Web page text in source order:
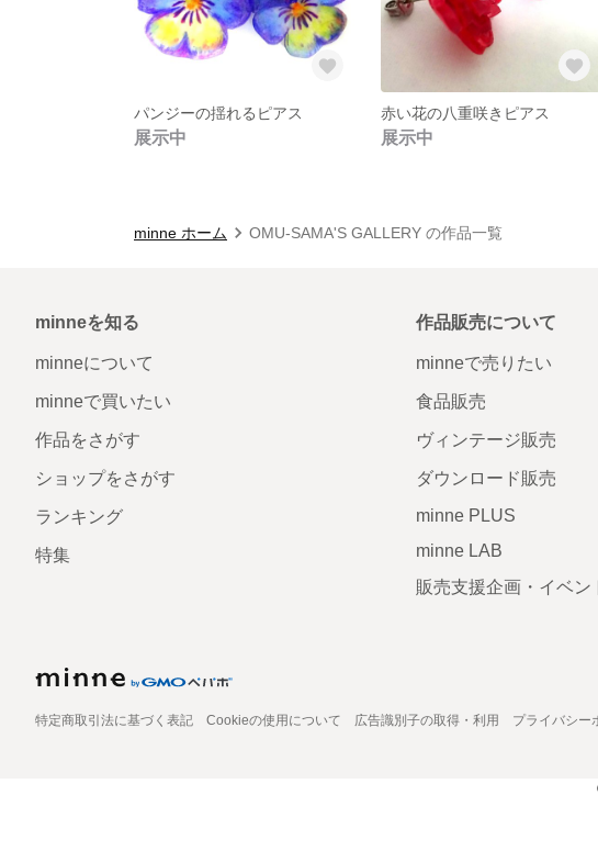
パンジーの揺れるピアス
展示中
赤い花の八重咲きピアス
展示中
minne ホーム OMU-SAMA'S GALLERY の作品一覧
minneを知る
minneについて
minneで買いたい
作品をさがす
ショップをさがす
ランキング
特集
作品販売について
minneで売りたい
食品販売
ヴィンテージ販売
ダウンロード販売
minne PLUS
minne LAB
販売支援企画・イベン
特定商取引法に基づく表記 Cookieの使用について 広告識別子の取得・利用 プライバシー